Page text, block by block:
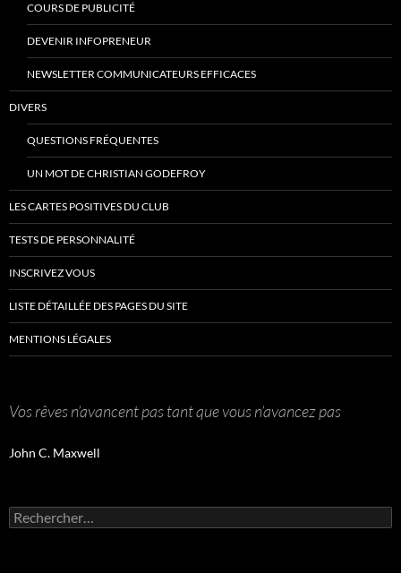
COURS DE PUBLICITÉ
DEVENIR INFOPRENEUR
NEWSLETTER COMMUNICATEURS EFFICACES
DIVERS
QUESTIONS FRÉQUENTES
UN MOT DE CHRISTIAN GODEFROY
LES CARTES POSITIVES DU CLUB
TESTS DE PERSONNALITÉ
INSCRIVEZ VOUS
LISTE DÉTAILLÉE DES PAGES DU SITE
MENTIONS LÉGALES
Vos rêves n’avancent pas tant que vous n’avancez pas
John C. Maxwell
Rechercher :